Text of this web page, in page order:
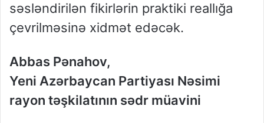
səsləndirilən fikirlərin praktiki reallığa
çevrilməsinə xidmət edəcək.
Abbas Pənahov,
Yeni Azərbaycan Partiyası Nəsimi
rayon təşkilatının sədr müavini